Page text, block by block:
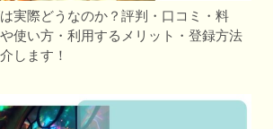
は実際どうなのか？評判・口コミ・料
使い方・利用するメリット・登録方法
します！